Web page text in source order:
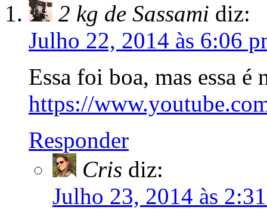
2 kg de Sassami diz:
Julho 22, 2014 às 6:06
Essa foi boa, mas essa é
https://
Responder
Cris diz:
Julho 23, 2014 às